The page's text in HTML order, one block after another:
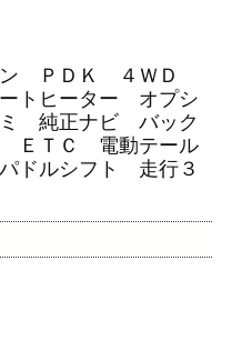
ＰＤＫ ４ＷＤ
トヒーター オプシ
ミ 純正ナビ バック
ＥＴＣ 電動テール
ドルシフト 走行３